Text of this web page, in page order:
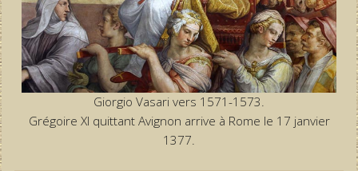
Giorgio Vasari vers 1571-1573.
Grégoire XI quittant Avignon arrive à Rome le 17 janvier
1377.